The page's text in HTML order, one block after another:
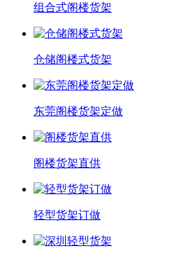
组合式阁楼货架
仓储阁楼式货架
东莞阁楼货架定做
阁楼货架直供
轻型货架订做